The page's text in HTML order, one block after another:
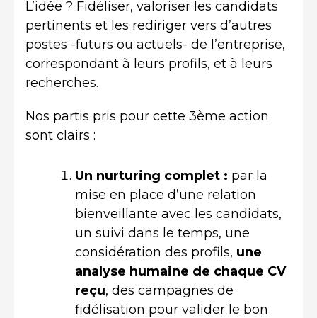
L’idée ? Fidéliser, valoriser les candidats
pertinents et les rediriger vers d’autres
postes -futurs ou actuels- de l’entreprise,
correspondant à leurs profils, et à leurs
recherches.
Nos partis pris pour cette 3ème action
sont clairs :
Un nurturing complet : par la
mise en place d’une relation
bienveillante avec les candidats,
un suivi dans le temps, une
considération des profils, une
analyse humaine de chaque CV
reçu, des campagnes de
fidélisation pour valider le bon